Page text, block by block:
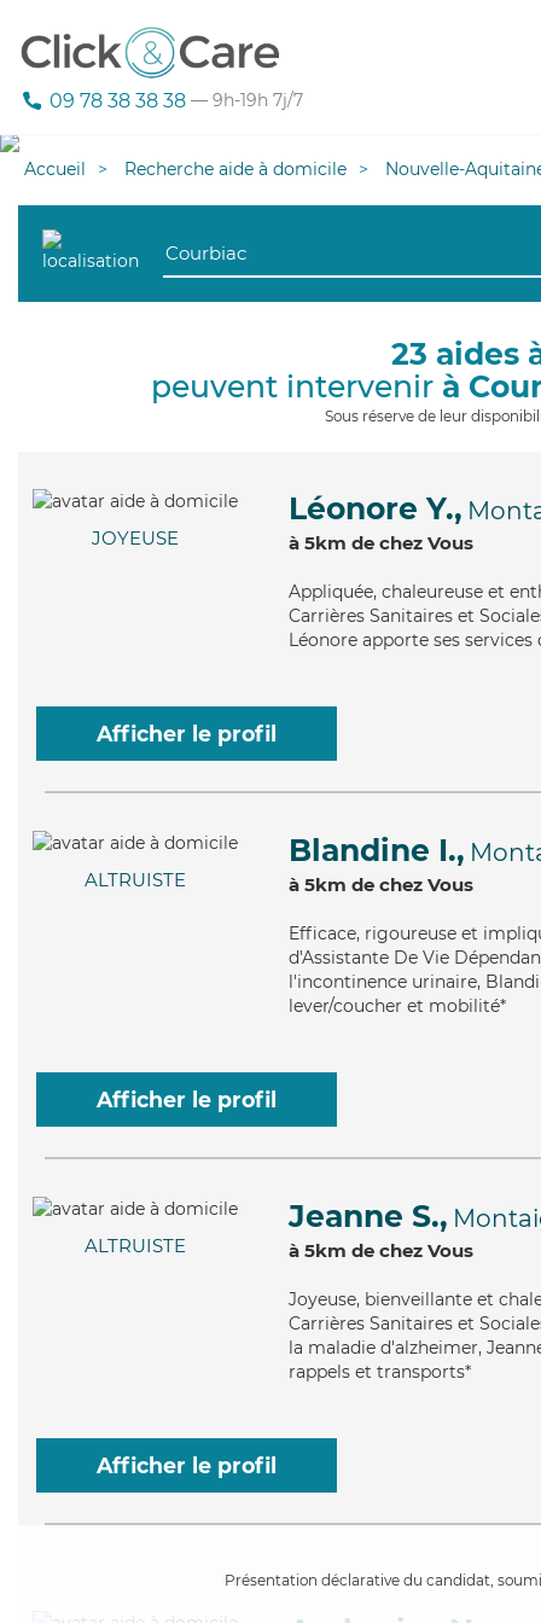
09 78 38 38 38 — 9h-19h 7j/7
Accueil Recherche aide à domicile Nouvelle-
23 aides
peuvent intervenir à
Sous réserve de leur
JOYEUSE
Léonore Y.,
à 5km de chez Vous
Appliquée, chaleureuse et
Carrières Sanitaires et
Léonore apporte ses
Afficher le profil
ALTRUISTE
Blandine I.,
à 5km de chez Vous
Efficace, rigoureuse et
d'Assistante De Vie
l'incontinence urinaire,
lever/coucher et mobilité*
Afficher le profil
ALTRUISTE
Jeanne S.,
à 5km de chez Vous
Joyeuse, bienveillante et
Carrières Sanitaires et
la maladie d'alzheimer,
rappels et transports*
Afficher le profil
Présentation déclarative du candidat,